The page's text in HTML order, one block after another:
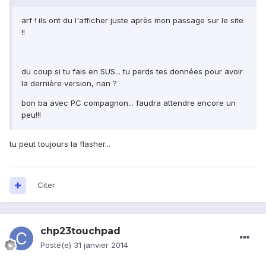
arf ! ils ont du l'afficher juste après mon passage sur le site
!!
du coup si tu fais en SUS... tu perds tes données pour avoir
la dernière version, nan ?
bon ba avec PC compagnon... faudra attendre encore un
peu!!!
tu peut toujours la flasher...
Citer
chp23touchpad
Posté(e) 31 janvier 2014